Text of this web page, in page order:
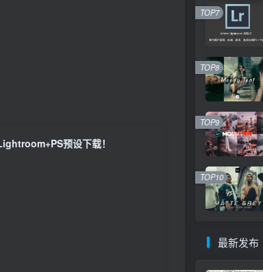
预设下载！
TOP7
TOP8
TOP9
TOP10
最新发布